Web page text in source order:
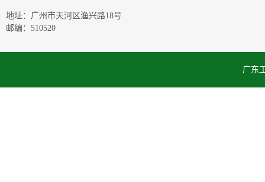
地址：广州市天河区渔兴路18号
邮编：510520
广东